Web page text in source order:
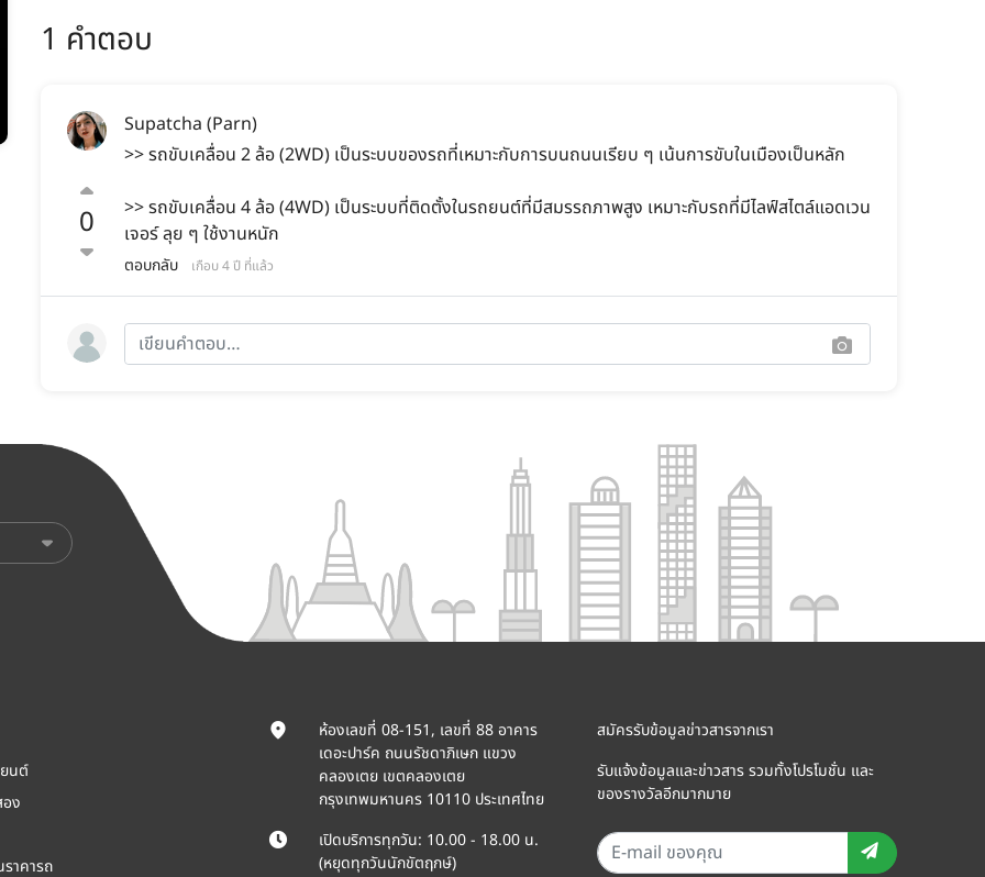
1 คำตอบ
0
Supatcha (Parn)
>> รถขับเคลื่อน 2 ล้อ (2WD) เป็นระบบของรถที่เหมาะกับการบนถนนเรียบ ๆ เน้นการขับในเมืองเป็นหลัก
>> รถขับเคลื่อน 4 ล้อ (4WD) เป็นระบบที่ติดตั้งในรถยนต์ที่มีสมรรถภาพสูง เหมาะกับรถที่มีไลฟ์สไตล์แอดเวน
เจอร์ ลุย ๆ ใช้งานหนัก
ตอบกลับ เกือบ 4 ปี ที่แล้ว
นต์
ง
ราคารถ
ห้องเลขที่ 08-151, เลขที่ 88 อาคาร
เดอะปาร์ค ถนนรัชดาภิเษก แขวง
คลองเตย เขตคลองเตย
กรุงเทพมหานคร 10110 ประเทศไทย
เปิดบริการทุกวัน: 10.00 - 18.00 น.
(หยุดทุกวันนักขัตฤกษ์)
สมัครรับข้อมูลข่าวสารจากเรา
รับแจ้งข้อมูลและข่าวสาร รวมทั้งโปรโมชั่น และ
ของรางวัลอีกมากมาย